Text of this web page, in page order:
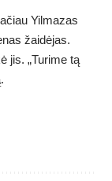
Yilmazas
žaidėjas.
jis. „Turime tą